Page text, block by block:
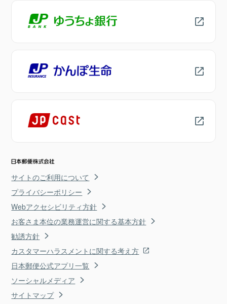
サイトのご利用について
プライバシーポリシー
Webアクセシビリティ方針
お客さま本位の業務運営に関する基本方針
勧誘方針
カスタマーハラスメントに関する考え方
日本郵便公式アプリ一覧
ソーシャルメディア
サイトマップ